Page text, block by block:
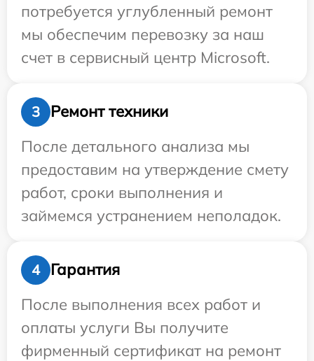
потребуется углубленный ремонт
мы обеспечим перевозку за наш
счет в сервисный центр Microsoft.
3
Ремонт техники
После детального анализа мы
предоставим на утверждение смету
работ, сроки выполнения и
займемся устранением неполадок.
4
Гарантия
После выполнения всех работ и
оплаты услуги Вы получите
фирменный сертификат на ремонт